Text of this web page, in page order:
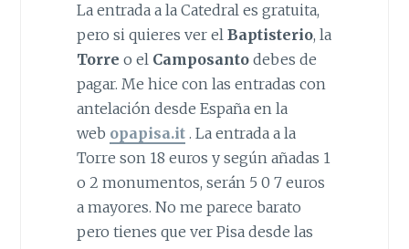
La entrada a la Catedral es gratuita,
pero si quieres ver el Baptisterio, la
Torre o el Camposantodebes de
pagar. Me hice con las entradas con
antelación desde España en la
web opapisa.it. La entrada a la
Torre son 18 euros y según añadas 1
o 2 monumentos, serán 5 0 7 euros
a mayores. No me parece barato
pero tienes que ver Pisa desde las